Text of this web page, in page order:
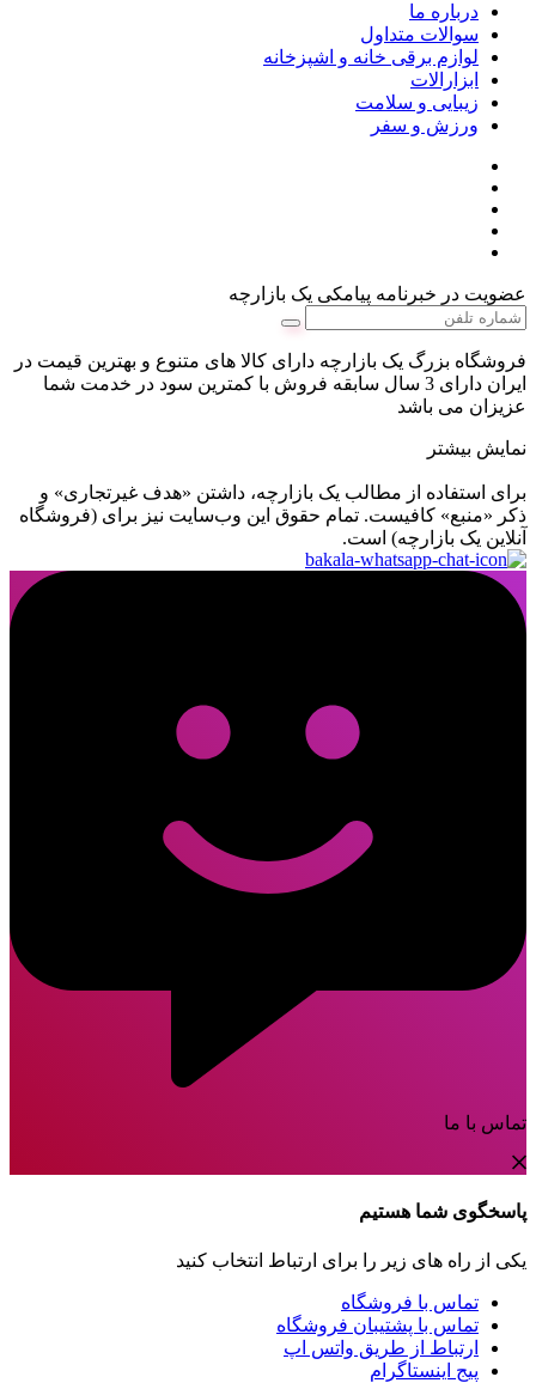
درباره ما
سوالات متداول
لوازم برقی خانه و اشپزخانه
ابزارالات
زیبایی و سلامت
ورزش و سفر
عضویت در خبرنامه پیامکی یک بازارچه
فروشگاه بزرگ یک بازارچه دارای کالا های متنوع و بهترین قیمت در
ایران دارای 3 سال سابقه فروش با کمترین سود در خدمت شما
عزیزان می باشد
نمایش بیشتر
برای استفاده از مطالب یک بازارچه، داشتن «هدف غیرتجاری» و
ذکر «منبع» کافیست. تمام حقوق اين وب‌سايت نیز برای (فروشگاه
آنلاین یک بازارچه) است.
تماس با ما
پاسخگوی شما هستیم
یکی از راه های زیر را برای ارتباط انتخاب کنید
تماس با فروشگاه
تماس با پشتیبان فروشگاه
ارتباط از طریق واتس اپ
پیج اینستاگرام